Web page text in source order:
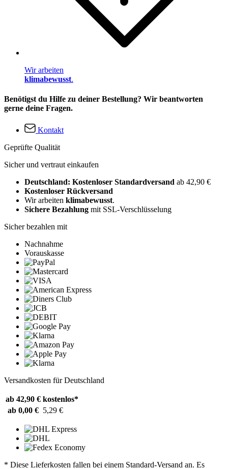
Wir arbeiten
klimabewusst.
Benötigst du Hilfe zu deiner Bestellung? Wir beantworten
gerne deine Fragen.
Kontakt
Geprüfte Qualität
Sicher und vertraut einkaufen
Deutschland: Kostenloser Standardversand ab 42,90 €
Kostenloser Rückversand
Wir arbeiten klimabewusst.
Sichere Bezahlung mit SSL-Verschlüsselung
Sicher bezahlen mit
Nachnahme
Vorauskasse
Versandkosten für Deutschland
ab 42,90 € kostenlos*
ab 0,00 € 5,29 €
* Diese Lieferkosten fallen bei einem Standard-Versand an. Es